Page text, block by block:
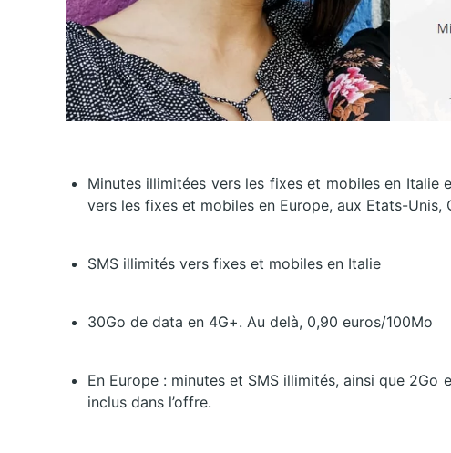
Minutes illimitées vers les fixes et mobiles en Italie
vers les fixes et mobiles en Europe, aux Etats-Unis,
SMS illimités vers fixes et mobiles en Italie
30Go de data en 4G+. Au delà, 0,90 euros/100Mo
En Europe : minutes et SMS illimités, ainsi que
inclus dans l’offre.